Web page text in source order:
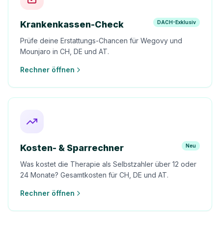
Krankenkassen-Check DACH-Exklusiv
Prüfe deine Erstattungs-Chancen für Wegovy und
Mounjaro in CH, DE und AT.
Rechner öffnen
Kosten- & Sparrechner Neu
Was kostet die Therapie als Selbstzahler über 12 oder
24 Monate? Gesamtkosten für CH, DE und AT.
Rechner öffnen